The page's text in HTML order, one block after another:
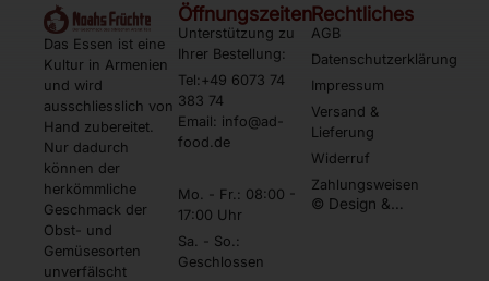
Das Essen ist eine
Kultur in Armenien
und wird
ausschliesslich von
Hand zubereitet.
Nur dadurch
können der
herkömmliche
Geschmack der
Obst- und
Gemüsesorten
unverfälscht
Öffnungszeiten
Unterstützung zu
Ihrer Bestellung:
Tel:+49 6073 74
383 74
Email: info@ad-
food.de
Mo. - Fr.: 08:00 -
17:00 Uhr
Sa. - So.:
Geschlossen
Rechtliches
AGB
Datenschutzerklärung
Impressum
Versand &
Lieferung
Widerruf
Zahlungsweisen
© Design &